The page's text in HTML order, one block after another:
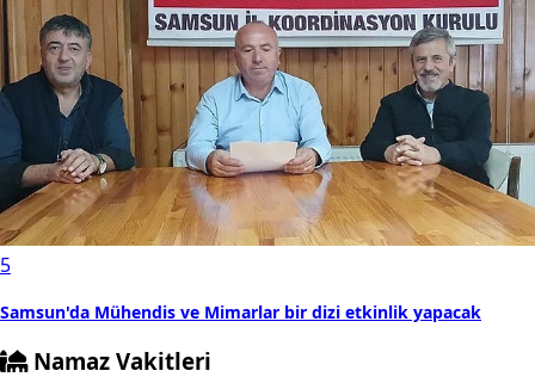
5
Samsun'da Mühendis ve Mimarlar bir dizi etkinlik yapacak
Namaz Vakitleri